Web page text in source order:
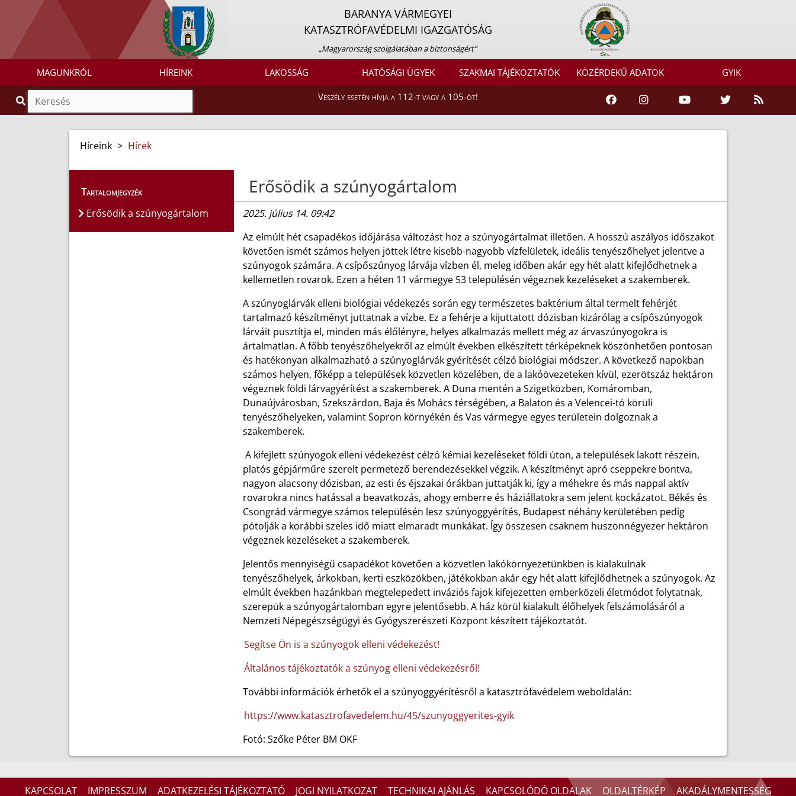
BARANYA VÁRMEGYEI
KATASZTRÓFAVÉDELMI IGAZGATÓSÁG
„Magyarország szolgálatában a biztonságért”
MAGUNKRÓL HÍREINK LAKOSSÁG HATÓSÁGI ÜGYEK SZAKMAI TÁJÉKOZTATÓK KÖZÉRDEKŰ ADATOK GYIK
Veszély esetén hívja a 112-t vagy a 105-öt!
Híreink > Hírek
Tartalomjegyzék
Erősödik a szúnyogártalom
Erősödik a szúnyogártalom
2025. július 14. 09:42
Az elmúlt hét csapadékos időjárása változást hoz a szúnyogártalmat illetően. A hosszú aszályos időszakot
követően ismét számos helyen jöttek létre kisebb-nagyobb vízfelületek, ideális tenyészőhelyet jelentve a
szúnyogok számára. A csípőszúnyog lárvája vízben él, meleg időben akár egy hét alatt kifejlődhetnek a
kellemetlen rovarok. Ezen a héten 11 vármegye 53 településén végeznek kezeléseket a szakemberek.
A szúnyoglárvák elleni biológiai védekezés során egy természetes baktérium által termelt fehérjét
tartalmazó készítményt juttatnak a vízbe. Ez a fehérje a kijuttatott dózisban kizárólag a csípőszúnyogok
lárváit pusztítja el, minden más élőlényre, helyes alkalmazás mellett még az árvaszúnyogokra is
ártalmatlan. A főbb tenyészőhelyekről az elmúlt években elkészített térképeknek köszönhetően pontosan
és hatékonyan alkalmazható a szúnyoglárvák gyérítését célzó biológiai módszer. A következő napokban
számos helyen, főképp a települések közvetlen közelében, de a lakóövezeteken kívül, ezerötszáz hektáron
végeznek földi lárvagyérítést a szakemberek. A Duna mentén a Szigetközben, Komáromban,
Dunaújvárosban, Szekszárdon, Baja és Mohács térségében, a Balaton és a Velencei-tó körüli
tenyészőhelyeken, valamint Sopron környékén és Vas vármegye egyes területein dolgoznak a
szakemberek.
A kifejlett szúnyogok elleni védekezést célzó kémiai kezeléseket földi úton, a települések lakott részein,
platós gépjárműre szerelt permetező berendezésekkel végzik. A készítményt apró cseppekre bontva,
nagyon alacsony dózisban, az esti és éjszakai órákban juttatják ki, így a méhekre és más nappal aktív
rovarokra nincs hatással a beavatkozás, ahogy emberre és háziállatokra sem jelent kockázatot. Békés és
Csongrád vármegye számos településén lesz szúnyoggyérítés, Budapest néhány kerületében pedig
pótolják a korábbi szeles idő miatt elmaradt munkákat. Így összesen csaknem huszonnégyezer hektáron
végeznek kezeléseket a szakemberek.
Jelentős mennyiségű csapadékot követően a közvetlen lakókörnyezetünkben is kialakulnak
tenyészőhelyek, árkokban, kerti eszközökben, játékokban akár egy hét alatt kifejlődhetnek a szúnyogok. Az
elmúlt években hazánkban megtelepedett inváziós fajok kifejezetten emberközeli életmódot folytatnak,
szerepük a szúnyogártalomban egyre jelentősebb. A ház körül kialakult élőhelyek felszámolásáról a
Nemzeti Népegészségügyi és Gyógyszerészeti Központ készített tájékoztatót.
Segítse Ön is a szúnyogok elleni védekezést!
Általános tájékoztatók a szúnyog elleni védekezésről!
További információk érhetők el a szúnyoggyérítésről a katasztrófavédelem weboldalán:
https://www.katasztrofavedelem.hu/45/szunyoggyerites-gyik
Fotó: Szőke Péter BM OKF
KAPCSOLAT IMPRESSZUM ADATKEZELÉSI TÁJÉKOZTATÓ JOGI NYILATKOZAT TECHNIKAI AJÁNLÁS KAPCSOLÓDÓ OLDALAK OLDALTÉRKÉP AKADÁLYMENTESSÉG